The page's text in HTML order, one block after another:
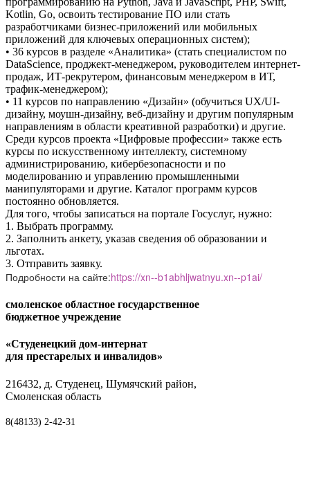
Kotlin, Go, освоить тестирование ПО или стать
разработчиками бизнес-приложений или мобильных
приложений для ключевых операционных систем);
• 36 курсов в разделе «Аналитика» (стать специалистом по
DataScience, проджект-менеджером, руководителем интернет-
продаж, ИТ-рекрутером, финансовым менеджером в ИТ,
трафик-менеджером);
• 11 курсов по направлению «Дизайн» (обучиться UX/UI-
дизайну, моушн-дизайну, веб-дизайну и другим популярным
направлениям в области креативной разработки) и другие.
Среди курсов проекта «Цифровые профессии» также есть
курсы по искусственному интеллекту, системному
администрированию, кибербезопасности и по
моделированию и управлению промышленными
манипуляторами и другие. Каталог программ курсов
постоянно обновляется.
Для того, чтобы записаться на портале Госуслуг, нужно:
1. Выбрать программу.
2. Заполнить анкету, указав сведения об образовании и
льготах.
3. Отправить заявку.
Подробности на сайте:https://xn--b1abhljwatnyu.xn--p1ai/
смоленское областное государственное
бюджетное учреждение
«Студенецкий дом-интернат
для престарелых и инвалидов»
216432, д. Студенец, Шумячский район,
Смоленская область
8(48133) 2-42-31